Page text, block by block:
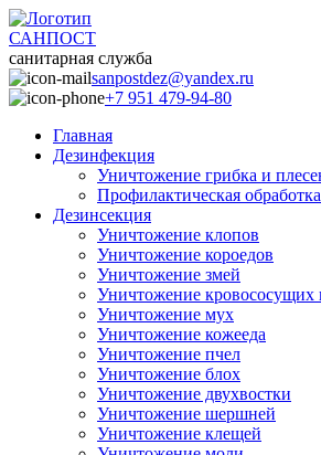
САНПОСТ
санитарная служба
sanpostdez@yandex.ru
+7 951 479-94-80
Главная
Дезинфекция
Уничтожение грибка и
Профилактическая
Дезинсекция
Уничтожение клопов
Уничтожение короедов
Уничтожение змей
Уничтожение кровососущих
Уничтожение мух
Уничтожение кожееда
Уничтожение пчел
Уничтожение блох
Уничтожение двухвостки
Уничтожение шершней
Уничтожение клещей